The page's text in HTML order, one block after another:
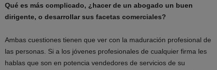
Qué es más complicado, ¿hacer de un abogado un buen
dirigente, o desarrollar sus facetas comerciales?
Ambas cuestiones tienen que ver con la maduración profesional de
las personas. Si a los jóvenes profesionales de cualquier firma les
hablas que son en potencia vendedores de servicios de su